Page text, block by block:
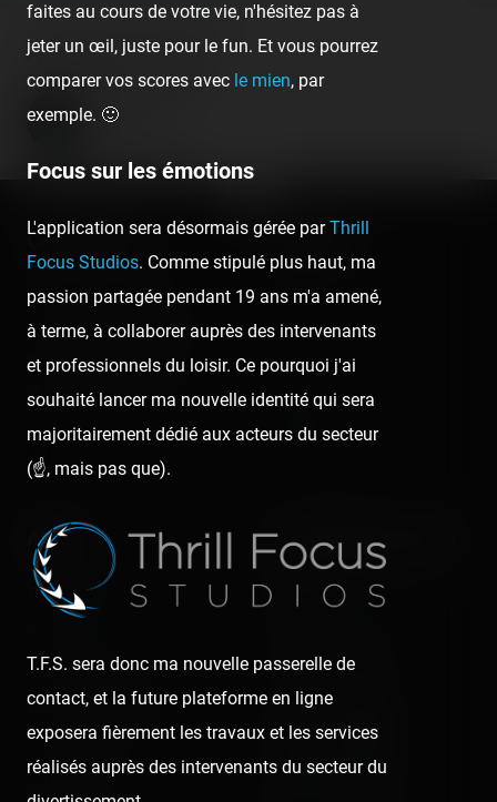
About the author
Coasterrider
Coasterrider
Fun experiences sharing
from roller coasters, theme
parks, fairgrounds and
entertainment enthusiasts.
Shortcut
Home
Posts
Videos
Reports
About
The Coasterrider Team
Acknowledgements
The Coasterrider Museum
Let's keep in touch
Newsletter
faites au cours de votre vie, n'hésitez pas à
jeter un œil, juste pour le fun. Et vous pourrez
comparer vos scores avec le mien, par
exemple. 🙂
Focus sur les émotions
L'application sera désormais gérée parThrill
Focus Studios. Comme stipulé plus haut, ma
passion partagée pendant 19 ans m'a amené,
à terme, à collaborer auprès des intervenants
et professionnels du loisir. Ce pourquoi j'ai
souhaité lancer ma nouvelle identité qui sera
majoritairement dédié aux acteurs du secteur
(☝️, mais pas que).
T.F.S. sera donc ma nouvelle passerelle de
contact, et la future plateforme en ligne
exposera fièrement les travaux et les services
réalisés auprès des intervenants du secteur du